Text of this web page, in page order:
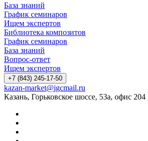
База знаний
График семинаров
Ищем экспертов
Библиотека композитов
График семинаров
База знаний
Вопрос-ответ
Ищем экспертов
+7 (843) 245-17-50
kazan-market@igcmail.ru
Казань, ​Горьковское шоссе, 53а, офис